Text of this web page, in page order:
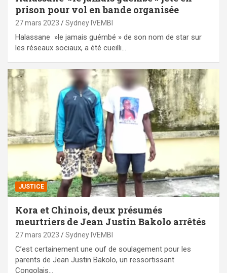
prison pour vol en bande organisée
27 mars 2023 Sydney IVEMBI
Halassane »le jamais guémbé » de son nom de star sur
les réseaux sociaux, a été cueilli…
JUSTICE
Kora et Chinois, deux présumés
meurtriers de Jean Justin Bakolo arrêtés
27 mars 2023 Sydney IVEMBI
C’est certainement une ouf de soulagement pour les
parents de Jean Justin Bakolo, un ressortissant
Congolais…